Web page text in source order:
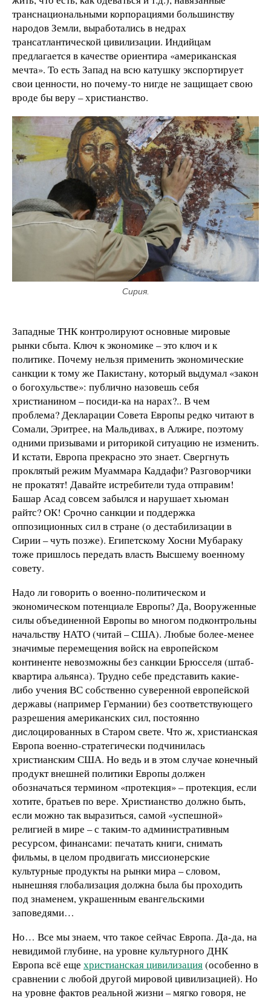
транснациональными корпорациями большинству
народов Земли, выработались в недрах
трансатлантической цивилизации. Индийцам
предлагается в качестве ориентира «американская
мечта». То есть Запад на всю катушку экспортирует
свои ценности, но почему-то нигде не защищает свою
вроде бы веру – христианство.
Сирия.
Западные ТНК контролируют основные мировые
рынки сбыта. Ключ к экономике – это ключ и к
политике. Почему нельзя применить экономические
санкции к тому же Пакистану, который выдумал «закон
о богохульстве»: публично назовешь себя
христианином – посиди-ка на нарах?.. В чем
проблема? Декларации Совета Европы редко читают в
Сомали, Эритрее, на Мальдивах, в Алжире, поэтому
одними призывами и риторикой ситуацию не изменить.
И кстати, Европа прекрасно это знает. Свергнуть
проклятый режим Муаммара Каддафи? Разговорчики
не прокатят! Давайте истребители туда отправим!
Башар Асад совсем забылся и нарушает хьюман
райтс? ОК! Срочно санкции и поддержка
оппозиционных сил в стране (о дестабилизации в
Сирии – чуть позже). Египетскому Хосни Мубараку
тоже пришлось передать власть Высшему военному
совету.
Надо ли говорить о военно-политическом и
экономическом потенциале Европы? Да, Вооруженные
силы объединенной Европы во многом подконтрольны
начальству НАТО (читай – США). Любые более-менее
значимые перемещения войск на европейском
континенте невозможны без санкции Брюсселя (штаб-
квартира альянса). Трудно себе представить какие-
либо учения ВС собственно суверенной европейской
державы (например Германии) без соответствующего
разрешения американских сил, постоянно
дислоцированных в Старом свете. Что ж, христианская
Европа военно-стратегически подчинилась
христианским США. Но ведь и в этом случае конечный
продукт внешней политики Европы должен
обозначаться термином «протекция» – протекция, если
хотите, братьев по вере. Христианство должно быть,
если можно так выразиться, самой «успешной»
религией в мире – с таким-то административным
ресурсом, финансами: печатать книги, снимать
фильмы, в целом продвигать миссионерские
культурные продукты на рынки мира – словом,
нынешняя глобализация должна была бы проходить
под знаменем, украшенным евангельскими
заповедями…
Но… Все мы знаем, что такое сейчас Европа. Да-да, на
невидимой глубине, на уровне культурного ДНК
Европа всё еще христианская цивилизация(особенно в
сравнении с любой другой мировой цивилизацией). Но
на уровне фактов реальной жизни – мягко говоря, не